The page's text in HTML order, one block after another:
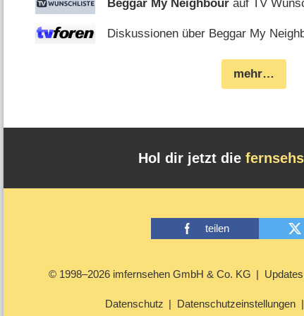
Beggar My Neighbour auf TV
Diskussionen über Beggar My
mehr…
Hol dir jetzt die
teilen
© 1998–2026 imfernsehen GmbH & Co. KG Updates
Datenschutz Datenschutzeinstellungen